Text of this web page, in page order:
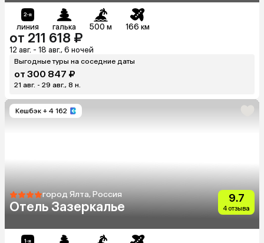
линия галька 500 м 166 км
от 211 618 ₽
12 авг. - 18 авг., 6 ночей
Выгодные туры на соседние даты
от 300 847 ₽
21 авг. - 29 авг., 8 н.
Кешбэк + 4 162
город Ялта, Россия
Отель Зазеркалье
9.7
4 отзыва